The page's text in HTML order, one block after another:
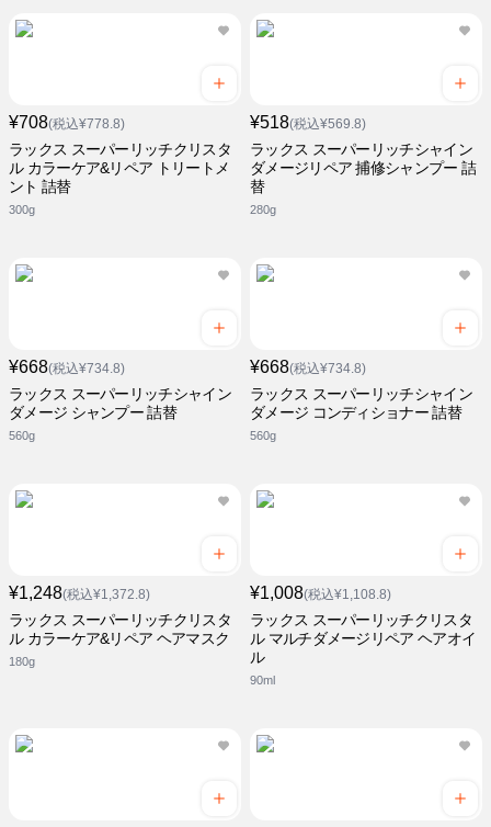
¥708(税込¥778.8)
ラックス スーパーリッチクリスタ
ル カラーケア&リペア トリートメ
ント 詰替
300g
¥518(税込¥569.8)
ラックス スーパーリッチシャイン
ダメージリペア 捕修シャンプー 詰
替
280g
¥668(税込¥734.8)
ラックス スーパーリッチシャイン
ダメージ シャンプー 詰替
560g
¥668(税込¥734.8)
ラックス スーパーリッチシャイン
ダメージ コンディショナー 詰替
560g
¥1,248(税込¥1,372.8)
ラックス スーパーリッチクリスタ
ル カラーケア&リペア ヘアマスク
180g
¥1,008(税込¥1,108.8)
ラックス スーパーリッチクリスタ
ル マルチダメージリペア ヘアオイ
ル
90ml